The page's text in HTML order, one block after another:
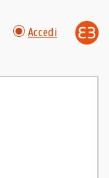
Accedi